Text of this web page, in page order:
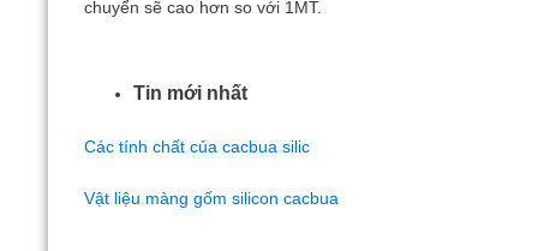
chuyển sẽ cao hơn so với 1MT.
Tin mới nhất
Các tính chất của cacbua silic
Vật liệu màng gốm silicon cacbua